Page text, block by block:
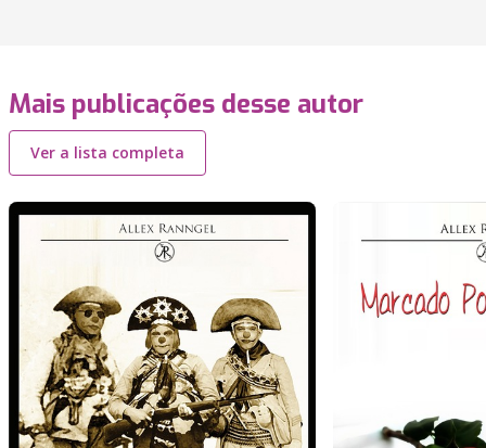
Mais publicações desse autor
Ver a lista completa